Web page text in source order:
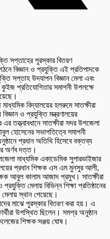
বিজ্ঞান ও প্রযুক্তি এই প্রতিপাদকে
সপ্তাহ উদযাপন বিজ্ঞান মেলা এবং
কুইজ প্রতিযোগিতার সমাপনী উপলক্ষে
বিদ্যালয়ের হলরুমে সাতক্ষীরা
ও প্রযুক্তি মন্ত্রণালয়ের
তত্ত্বাবধানে সাতক্ষীরা সদর উপজেলা
হোসেনের সভাপতিত্বে সমাপনী
প্রধান অতিথি হিসেবে বক্তব্য
অর্ণব দত্ত।
মাধ্যমিক একাডেমিক সুপারভাইজার
প্রধান শিক্ষক এস এম মুনসুর আলী,
আবুল কালাম আজাদ প্রমুখ। সাতক্ষীরা
মেলায় বিভিন্ন শিক্ষা প্রতিষ্ঠানের
স্থান পেয়েছে।
মাঝে পুরস্কার বিতরণ করা হয়। এ
উপস্থিত ছিলেন। সমগ্র অনুষ্ঠান
শিক্ষক সঞ্জয় ঘোষ।